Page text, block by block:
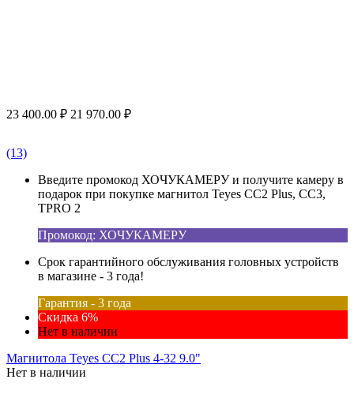
23 400.00 ₽ 21 970.00 ₽
(13)
Введите промокод ХОЧУКАМЕРУ и получите камеру в
подарок при покупке магнитол Teyes CC2 Plus, CC3,
TPRO 2
Промокод: ХОЧУКАМЕРУ
Срок гарантийного обслуживания головных устройств
в магазине - 3 года!
Гарантия - 3 года
Скидка 6%
Нет в наличии
Магнитола Teyes CC2 Plus 4-32 9.0"
Нет в наличии